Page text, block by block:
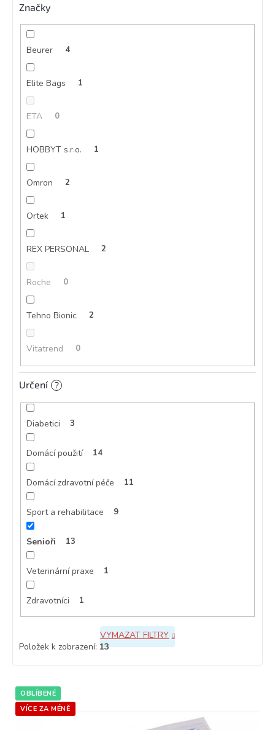
Značky
Beurer 4
Elite Bags 1
ETA 0
HOBBYT s.r.o. 1
Omron 2
Ortek 1
REX PERSONAL 2
Roche 0
Tehno Bionic 2
Vitatrend 0
Určení ?
Diabetici 3
Domácí použití 14
Domácí zdravotní péče 11
Sport a rehabilitace 9
Senioři 13
Veterinární praxe 1
Zdravotníci 1
VYMAZAT FILTRY
Položek k zobrazení: 13
V
ý OBLÍBENÉ
VÍCE ZA MÉNĚ